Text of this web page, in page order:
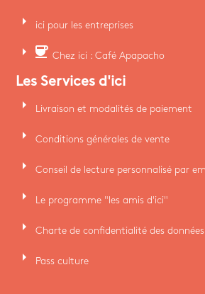
arrow_right ici pour les entreprises
arrow_right coffee Chez ici : Café Apapacho
Les Services d'ici
arrow_right Livraison et modalités de paiement
arrow_right Conditions générales de vente
arrow_right Conseil de lecture personnalisé par
arrow_right Le programme "les amis d'ici"
arrow_right Charte de confidentialité des données
arrow_right Pass culture